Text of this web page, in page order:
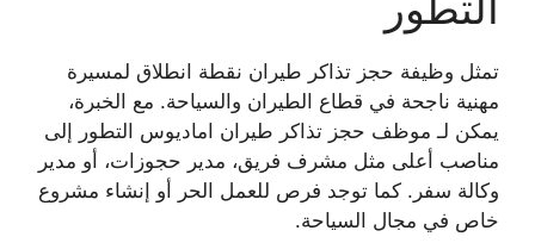
تمثل وظيفة حجز تذاكر طيران نقطة انطلاق لمسيرة
مهنية ناجحة في قطاع الطيران والسياحة. مع الخبرة،
يمكن لـ موظف حجز تذاكر طيران اماديوس التطور إلى
مناصب أعلى مثل مشرف فريق، مدير حجوزات، أو مدير
وكالة سفر. كما توجد فرص للعمل الحر أو إنشاء مشروع
خاص في مجال السياحة.